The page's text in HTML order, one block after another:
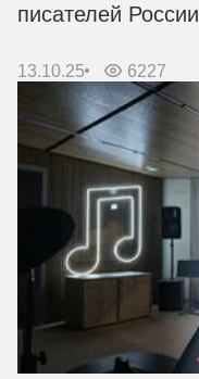
писателей России
13.10.25 6227